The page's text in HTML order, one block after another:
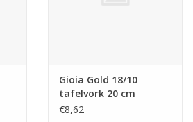
Gioia Gold 18/10
tafelvork 20 cm
€8,62